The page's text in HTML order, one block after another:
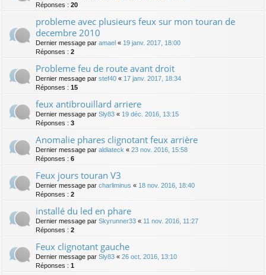
Réponses : 20
probleme avec plusieurs feux sur mon touran de
decembre 2010
Dernier message par amael « 19 janv. 2017, 18:00
Réponses : 2
Probleme feu de route avant droit
Dernier message par stef40 « 17 janv. 2017, 18:34
Réponses : 15
feux antibrouillard arriere
Dernier message par Sly83 « 19 déc. 2016, 13:15
Réponses : 3
Anomalie phares clignotant feux arrière
Dernier message par aldiateck « 23 nov. 2016, 15:58
Réponses : 6
Feux jours touran V3
Dernier message par charliminus « 18 nov. 2016, 18:40
Réponses : 2
installé du led en phare
Dernier message par Skyrunner33 « 11 nov. 2016, 11:27
Réponses : 2
Feux clignotant gauche
Dernier message par Sly83 « 26 oct. 2016, 13:10
Réponses : 1